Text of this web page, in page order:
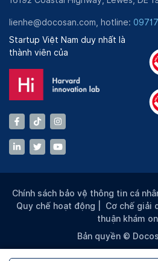
lienhe@docosan.com, hotline:
Startup Việt Nam duy nhất là
thành viên của
Chính sách bảo vệ thông tin cá
Quy chế hoạt động
Cơ chế giải
thuận khám
Bản quyền ©